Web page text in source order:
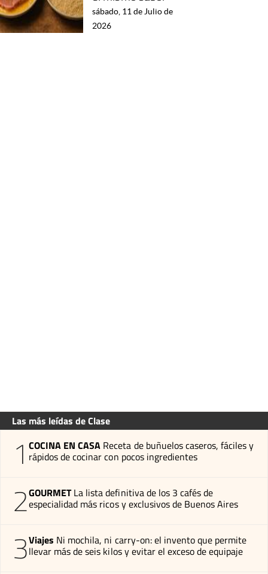
sábado, 11 de Julio de
2026
Las más leídas de Clase
1 COCINA EN CASA Receta de buñuelos caseros, fáciles y
rápidos de cocinar con pocos ingredientes
2GOURMET La lista definitiva de los 3 cafés de
especialidad más ricos y exclusivos de Buenos Aires
3Viajes Ni mochila, ni carry-on: el invento que permite
llevar más de seis kilos y evitar el exceso de equipaje